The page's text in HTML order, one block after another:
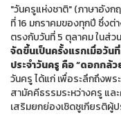
"วันครูแห่งชาติ" (ภาษาอังก
ที่ 16 มกราคมของทุกปี ซึ่งต่
ตรงกับวันที่ 5 ตุลาคม ในส่
จัดขึ้นเป็นครั้งแรกเมื่อวัน
ประจําวันครู คือ “ดอกกล้ว
วันครู ได้แก่ เพื่อระลึกถึงพ
สามัคคีธรรมระหว่างครู แล
เสริมยกย่องเชิดชูเกียรติผู้